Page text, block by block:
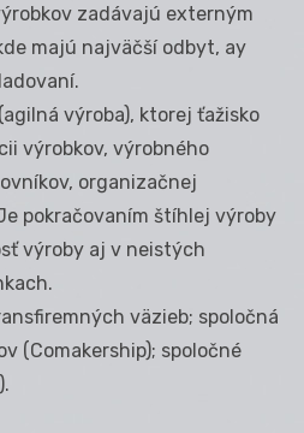
zadávajú externým
majú najväčší odbyt, ay
výroba), ktorej ťažisko
výrobkov, výrobného
organizačnej
pokračovaním štíhlej výroby
výroby aj v neistých
väzieb; spoločná
(Comakership); spoločné